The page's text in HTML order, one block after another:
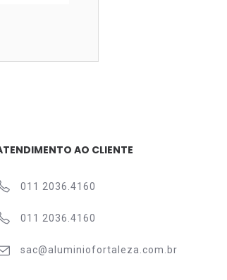
AO CLIENTE
011 2036.4160
011 2036.4160
sac@aluminiofortaleza.com.br